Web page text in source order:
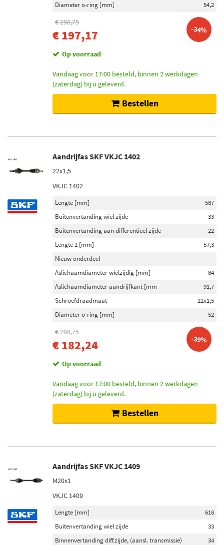
Diameter o-ring [mm]
54,2
€ 298,75
€ 197,17 -34%
Op voorraad
Vandaag voor 17:00 besteld, binnen 2 werkdagen
(zaterdag) bij u geleverd.
Bestellen
Aandrijfas SKF VKJC 1402
22x1,5
VKJC 1402
Lengte [mm]
587
Buitenvertanding wiel zijde
33
Buitenvertanding aan differentieel zijde
22
Lengte 2 [mm]
57,3
Nieuw onderdeel
Aslichaamdiameter wielzijdig [mm]
84
Aslichaamdiameter aandrijfkant [mm
91,7
Schroefdraadmaat
22x1,5
Diameter o-ring [mm]
52
€ 298,75
€ 182,24 -39%
Op voorraad
Vandaag voor 17:00 besteld, binnen 2 werkdagen
(zaterdag) bij u geleverd.
Bestellen
Aandrijfas SKF VKJC 1409
M20x1
VKJC 1409
Lengte [mm]
618
Buitenvertanding wiel zijde
33
Binnenvertanding diff.zijde, (aansl. transmissie)
34